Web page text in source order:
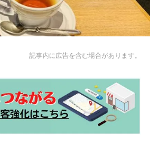
記事内に広告を含む場合があります。